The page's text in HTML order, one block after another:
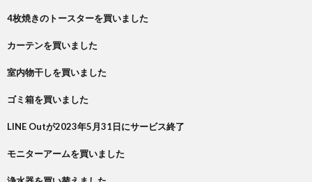
4枚焼きのトースターを買いました
カーテンを買いました
室内物干しを買いました
ゴミ箱を買いました
LINE Outが2023年5月31日にサービス終了
モニターアームを買いました